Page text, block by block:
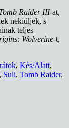
Raider III-at,
nekiüljek, s
teljes
Wolverine-t,
, Kés/Alatt,
Suli, Tomb Raider,